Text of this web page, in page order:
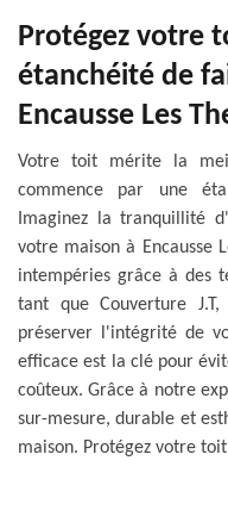
Protégez votre
étanchéité de
Encausse Les
Votre toit mérite la
commence par une
Imaginez la tranquillité
votre maison à Encausse
intempéries grâce à des
tant que Couverture
préserver l'intégrité de
efficace est la clé pour
coûteux. Grâce à notre
sur-mesure, durable et
maison. Protégez votre